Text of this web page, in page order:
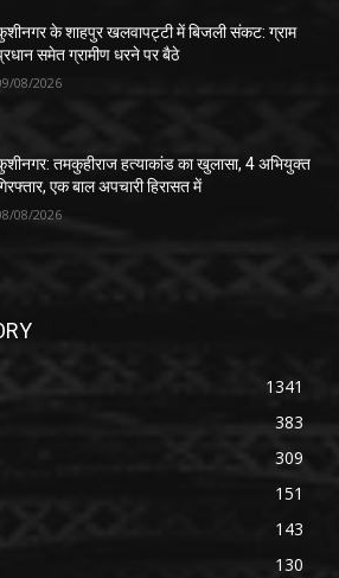
के शाहपुर खलवापट्टी में बिजली संकट: ग्राम
समेत ग्रामीण धरने पर बैठे
08/2026
तमकुहीराज हत्याकांड का खुलासा, 4 अभियुक्त
एक बाल अपचारी हिरासत में
08/2026
1341
383
309
151
143
130